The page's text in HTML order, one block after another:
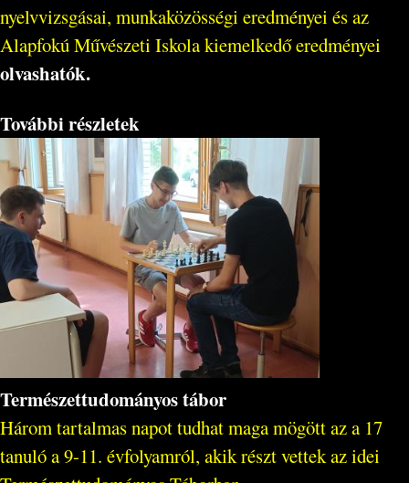
nyelvvizsgásai, munkaközösségi eredményei és az
Alapfokú Művészeti Iskola kiemelkedő eredményei
olvashatók.
További részletek
Természettudományos tábor
Három tartalmas napot tudhat maga mögött az a 17
tanuló a 9-11. évfolyamról, akik részt vettek az idei